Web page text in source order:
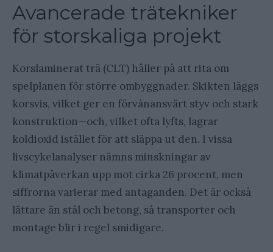
Avancerade trätekniker
för storskaliga projekt
Korslaminerat trä (CLT) håller på att rita om
spelplanen för större ombyggnader. Skikten läggs
korsvis, vilket ger en förvånansvärt styv och stark
konstruktion—och, vilket ofta lyfts, lagrar
koldioxid istället för att släppa ut den. I vissa
livscykelanalyser nämns minskningar av
klimatpåverkan upp mot cirka 26 procent, men
siffrorna varierar med antaganden. Det är också
lättare än stål och betong, så transporter och
montage blir i regel smidigare.